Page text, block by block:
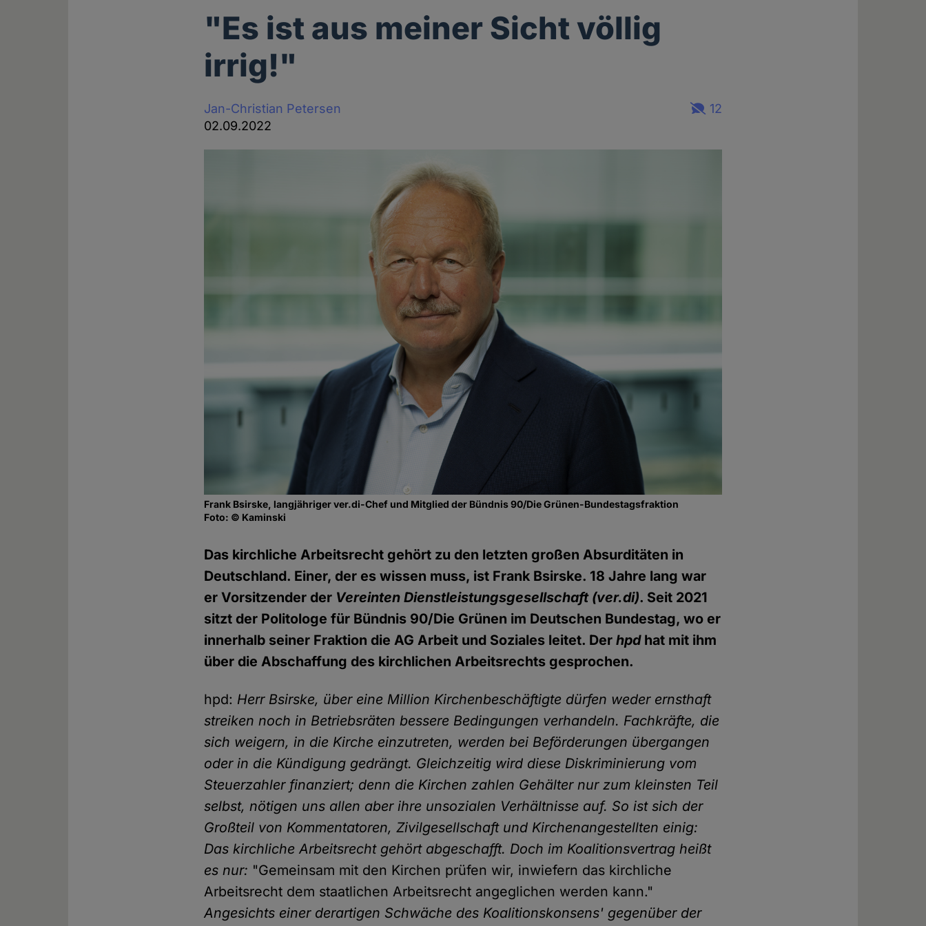
"Es ist aus meiner Sicht völlig
irrig!"
Jan-Christian Petersen
02.09.2022
12
Frank Bsirske, langjähriger ver.di-Chef und Mitglied der Bündnis 90/Die Grünen-Bundestagsfraktion
Foto: © Kaminski
Das kirchliche Arbeitsrecht gehört zu den letzten großen Absurditäten in
Deutschland. Einer, der es wissen muss, ist Frank Bsirske. 18 Jahre lang war
er Vorsitzender der Vereinten Dienstleistungsgesellschaft (ver.di). Seit 2021
sitzt der Politologe für Bündnis 90/Die Grünen im Deutschen Bundestag, wo er
innerhalb seiner Fraktion die AG Arbeit und Soziales leitet. Derhpdhat mit ihm
über die Abschaffung des kirchlichen Arbeitsrechts gesprochen.
hpd: Herr Bsirske, über eine Million Kirchenbeschäftigte dürfen weder ernsthaft
streiken noch in Betriebsräten bessere Bedingungen verhandeln. Fachkräfte, die
sich weigern, in die Kirche einzutreten, werden bei Beförderungen übergangen
oder in die Kündigung gedrängt. Gleichzeitig wird diese Diskriminierung vom
Steuerzahler finanziert; denn die Kirchen zahlen Gehälter nur zum kleinsten Teil
selbst, nötigen uns allen aber ihre unsozialen Verhältnisse auf. So ist sich der
Großteil von Kommentatoren, Zivilgesellschaft und Kirchenangestellten einig:
Das kirchliche Arbeitsrecht gehört abgeschafft. Doch im Koalitionsvertrag heißt
es nur: "Gemeinsam mit den Kirchen prüfen wir, inwiefern das kirchliche
Arbeitsrecht dem staatlichen Arbeitsrecht angeglichen werden kann."
Angesichts einer derartigen Schwäche des Koalitionskonsens' gegenüber der